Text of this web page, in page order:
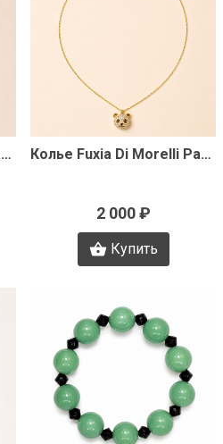
Колье Fuxia Di Morelli Pamela J3489 Быстрый просмотрКолье Fuxia Di Morelli Pamela J3488
2 000 ₽
Купить